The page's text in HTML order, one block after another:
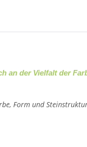
an der Vielfalt der
Form und